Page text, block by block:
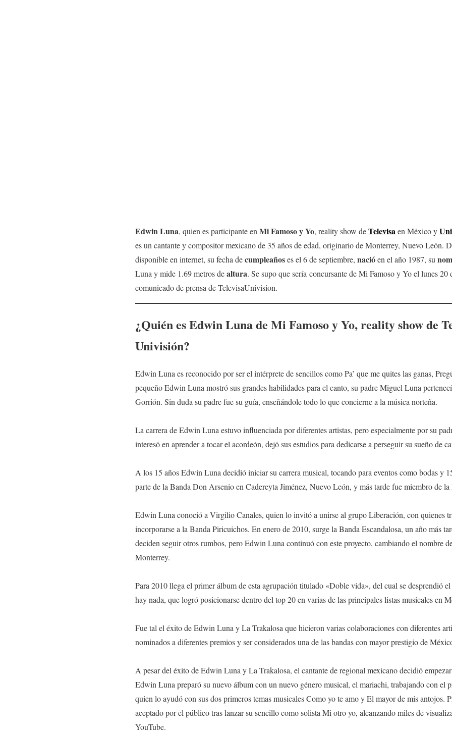
Edwin Luna, quien es participante en Mi Famoso y Yo, reality show deTelevisaen México y
es un cantante y compositor mexicano de 35 años de edad, originario de Monterrey, Nuevo León.
disponible en internet, su fecha decumpleañoses el 6 de septiembre, nacióen el año 1987, su
Luna y mide 1.69 metros dealtura. Se supo que sería concursante de Mi Famoso y Yo el lunes 20
comunicado de prensa de TelevisaUnivision.
¿Quién es Edwin Luna de Mi Famoso y Yo, reality show de
Univisión?
Edwin Luna es reconocido por ser el intérprete de sencillos como Pa’ que me quites las ganas,
pequeño Edwin Luna mostró sus grandes habilidades para el canto, su padre Miguel Luna
Gorrión. Sin duda su padre fue su guía, enseñándole todo lo que concierne a la música norteña.
La carrera de Edwin Luna estuvo influenciada por diferentes artistas, pero especialmente por su
interesó en aprender a tocar el acordeón, dejó sus estudios para dedicarse a perseguir su sueño de
A los 15 años Edwin Luna decidió iniciar su carrera musical, tocando para eventos como bodas y
parte de la Banda Don Arsenio en Cadereyta Jiménez, Nuevo León, y más tarde fue miembro de
Edwin Luna conoció a Virgilio Canales, quien lo invitó a unirse al grupo Liberación, con quienes
incorporarse a la Banda Piricuichos. En enero de 2010, surge la Banda Escandalosa, un año más
deciden seguir otros rumbos, pero Edwin Luna continuó con este proyecto, cambiando el nombre
Monterrey.
Para 2010 llega el primer álbum de esta agrupación titulado «Doble vida», del cual se desprendió
hay nada, que logró posicionarse dentro del top 20 en varias de las principales listas musicales en
Fue tal el éxito de Edwin Luna y La Trakalosa que hicieron varias colaboraciones con diferentes
nominados a diferentes premios y ser considerados una de las bandas con mayor prestigio de
A pesar del éxito de Edwin Luna y La Trakalosa, el cantante de regional mexicano decidió
Edwin Luna preparó su nuevo álbum con un nuevo género musical, el mariachi, trabajando con el
quien lo ayudó con sus dos primeros temas musicales Como yo te amo y El mayor de mis antojos.
aceptado por el público tras lanzar su sencillo como solista Mi otro yo, alcanzando miles de
YouTube.